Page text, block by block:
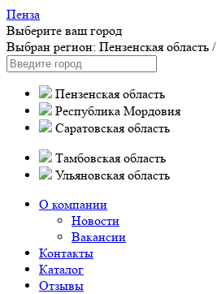
Пенза
Выберите ваш город
Выбран регион: Пензенская область /
Пензенская область
Республика Мордовия
Саратовская область
Тамбовская область
Ульяновская область
О компании
Новости
Вакансии
Контакты
Каталог
Отзывы